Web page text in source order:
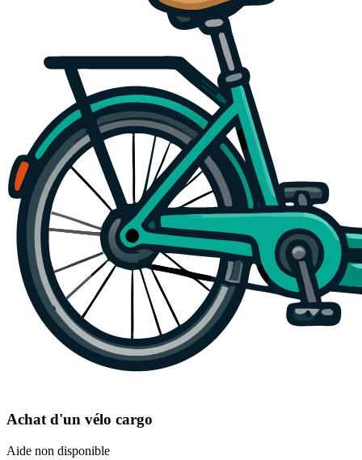
Achat d'un vélo cargo
Aide non disponible